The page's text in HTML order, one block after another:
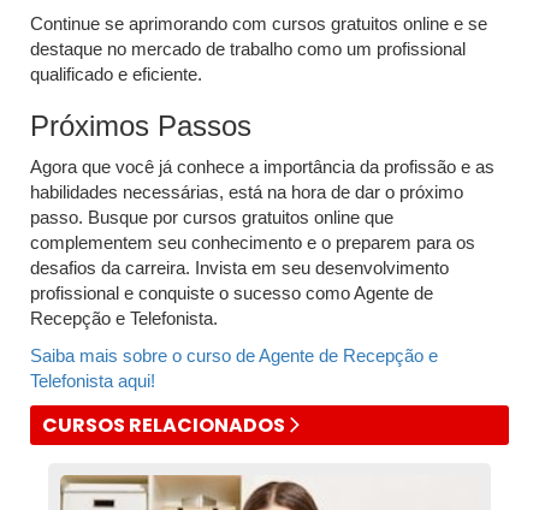
Continue se aprimorando com cursos gratuitos online e se
destaque no mercado de trabalho como um profissional
qualificado e eficiente.
Próximos Passos
Agora que você já conhece a importância da profissão e as
habilidades necessárias, está na hora de dar o próximo
passo. Busque por cursos gratuitos online que
complementem seu conhecimento e o preparem para os
desafios da carreira. Invista em seu desenvolvimento
profissional e conquiste o sucesso como Agente de
Recepção e Telefonista.
Saiba mais sobre o curso de Agente de Recepção e
Telefonista aqui!
CURSOS RELACIONADOS